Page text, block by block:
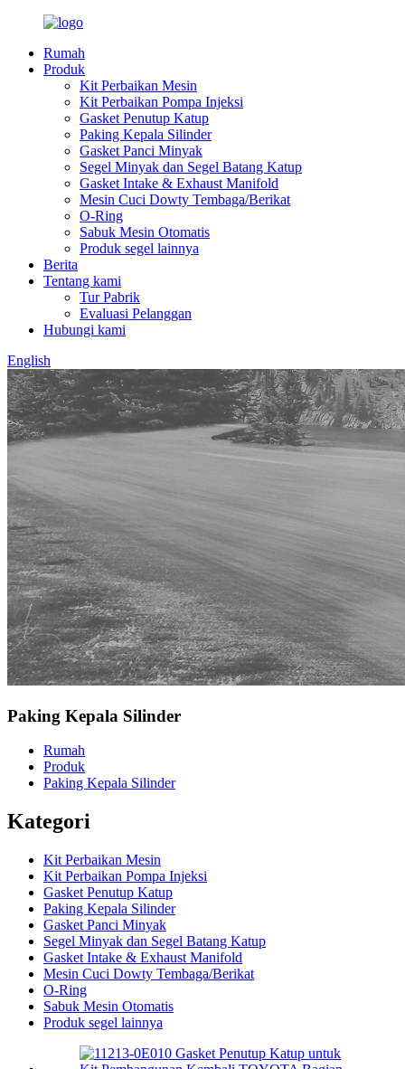
Rumah
Produk
Kit Perbaikan Mesin
Kit Perbaikan Pompa Injeksi
Gasket Penutup Katup
Paking Kepala Silinder
Gasket Panci Minyak
Segel Minyak dan Segel Batang Katup
Gasket Intake & Exhaust Manifold
Mesin Cuci Dowty Tembaga/Berikat
O-Ring
Sabuk Mesin Otomatis
Produk segel lainnya
Berita
Tentang kami
Tur Pabrik
Evaluasi Pelanggan
Hubungi kami
English
Paking Kepala Silinder
Rumah
Produk
Paking Kepala Silinder
Kategori
Kit Perbaikan Mesin
Kit Perbaikan Pompa Injeksi
Gasket Penutup Katup
Paking Kepala Silinder
Gasket Panci Minyak
Segel Minyak dan Segel Batang Katup
Gasket Intake & Exhaust Manifold
Mesin Cuci Dowty Tembaga/Berikat
O-Ring
Sabuk Mesin Otomatis
Produk segel lainnya